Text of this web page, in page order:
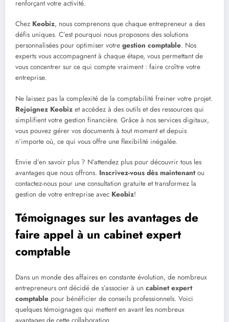
renforçant votre activité.
Chez Keobiz, nous comprenons que chaque entrepreneur a des
défis uniques. C’est pourquoi nous proposons des solutions
personnalisées pour optimiser votre gestion comptable. Nos
experts vous accompagnent à chaque étape, vous permettant de
vous concentrer sur ce qui compte vraiment : faire croître votre
entreprise.
Ne laissez pas la complexité de la comptabilité freiner votre projet.
Rejoignez Keobiz et accédez à des outils et des ressources qui
simplifient votre gestion financière. Grâce à nos services digitaux,
vous pouvez gérer vos documents à tout moment et depuis
n’importe où, ce qui vous offre une flexibilité inégalée.
Envie d’en savoir plus ? N’attendez plus pour découvrir tous les
avantages que nous offrons. Inscrivez-vous dès maintenantou
contactez-nous pour une consultation gratuite et transformez la
gestion de votre entreprise avec Keobiz!
Témoignages sur les avantages de
faire appel à un cabinet expert
comptable
Dans un monde des affaires en constante évolution, de nombreux
entrepreneurs ont décidé de s’associer à un cabinet expert
comptable pour bénéficier de conseils professionnels. Voici
quelques témoignages qui mettent en avant les nombreux
avantages de cette collaboration.